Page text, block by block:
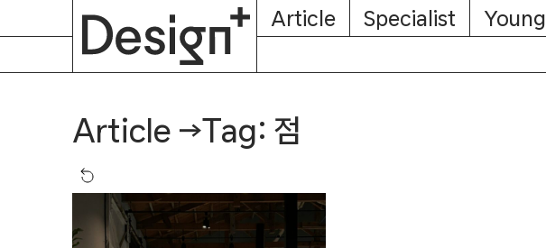
Article Specialist Young
Article →Tag: 점
About
Subscription
Magazine